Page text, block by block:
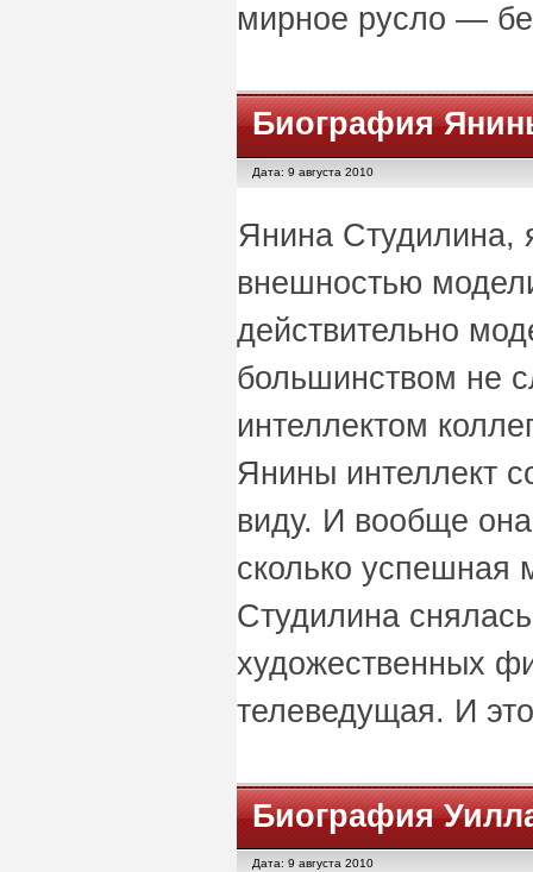
мирное русло —
Биография
Дата: 9 августа 2010
Янина Студилина,
внешностью
действительно
большинством не
интеллектом
Янины интеллект
виду. И вообще
сколько успешная
Студилина
художественных
телеведущая. И
Биография
Дата: 9 августа 2010